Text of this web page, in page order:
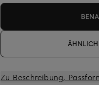
Zu Beschreibung,